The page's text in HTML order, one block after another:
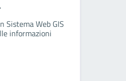
Sistema Web GIS
informazioni